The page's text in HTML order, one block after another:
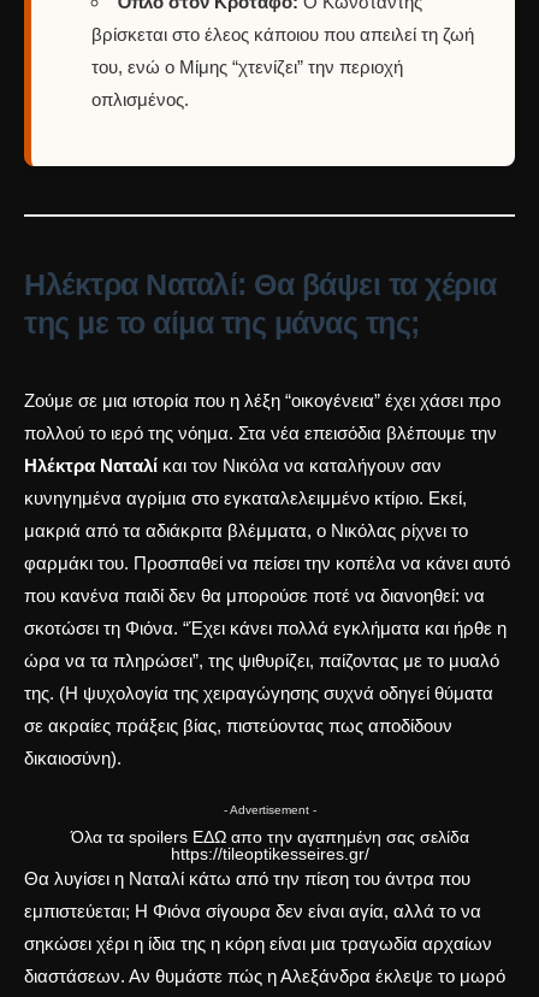
βρίσκεται στο έλεος κάποιου που απειλεί τη ζωή
του, ενώ ο Μίμης “χτενίζει” την περιοχή
οπλισμένος.
Ηλέκτρα Ναταλί: Θα βάψει τα χέρια
της με το αίμα της μάνας της;
Ζούμε σε μια ιστορία που η λέξη “οικογένεια” έχει χάσει προ
πολλού το ιερό της νόημα. Στα νέα επεισόδια βλέπουμε την
Ηλέκτρα Ναταλί και τον Νικόλα να καταλήγουν σαν
κυνηγημένα αγρίμια στο εγκαταλελειμμένο κτίριο. Εκεί,
μακριά από τα αδιάκριτα βλέμματα, ο Νικόλας ρίχνει το
φαρμάκι του. Προσπαθεί να πείσει την κοπέλα να κάνει αυτό
που κανένα παιδί δεν θα μπορούσε ποτέ να διανοηθεί: να
σκοτώσει τη Φιόνα. “Έχει κάνει πολλά εγκλήματα και ήρθε η
ώρα να τα πληρώσει”, της ψιθυρίζει, παίζοντας με το μυαλό
της. (Η ψυχολογία της χειραγώγησης συχνά οδηγεί θύματα
σε ακραίες πράξεις βίας, πιστεύοντας πως αποδίδουν
δικαιοσύνη).
- Advertisement -
Όλα τα spoilers ΕΔΩαπο την αγαπημένη σας σελίδα
https://tileoptikesseires.gr/
Θα λυγίσει η Ναταλί κάτω από την πίεση του άντρα που
εμπιστεύεται; Η Φιόνα σίγουρα δεν είναι αγία, αλλά το να
σηκώσει χέρι η ίδια της η κόρη είναι μια τραγωδία αρχαίων
διαστάσεων. Αν θυμάστε πώς η Αλεξάνδρα έκλεψε το μωρό